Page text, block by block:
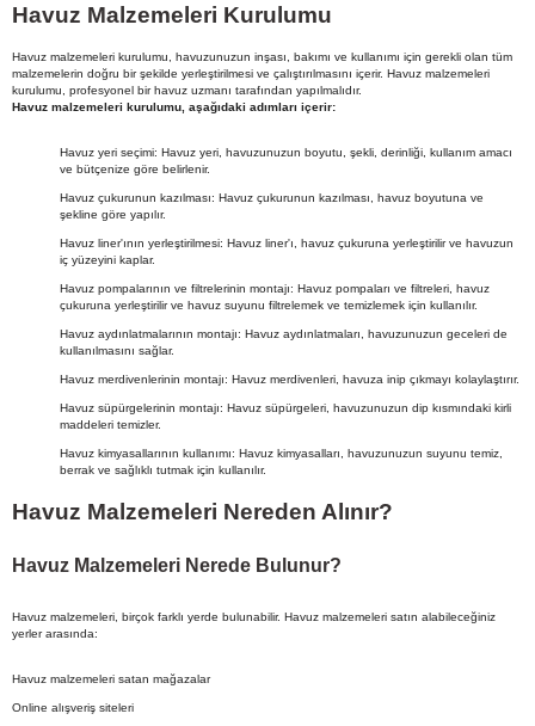
Havuz Malzemeleri Kurulumu
Havuz malzemeleri kurulumu, havuzunuzun inşası, bakımı ve kullanımı için gerekli olan tüm
malzemelerin doğru bir şekilde yerleştirilmesi ve çalıştırılmasını içerir. Havuz malzemeleri
kurulumu, profesyonel bir havuz uzmanı tarafından yapılmalıdır.
Havuz malzemeleri kurulumu, aşağıdaki adımları içerir:
Havuz yeri seçimi: Havuz yeri, havuzunuzun boyutu, şekli, derinliği, kullanım amacı
ve bütçenize göre belirlenir.
Havuz çukurunun kazılması: Havuz çukurunun kazılması, havuz boyutuna ve
şekline göre yapılır.
Havuz liner'ının yerleştirilmesi: Havuz liner'ı, havuz çukuruna yerleştirilir ve havuzun
iç yüzeyini kaplar.
Havuz pompalarının ve filtrelerinin montajı: Havuz pompaları ve filtreleri, havuz
çukuruna yerleştirilir ve havuz suyunu filtrelemek ve temizlemek için kullanılır.
Havuz aydınlatmalarının montajı: Havuz aydınlatmaları, havuzunuzun geceleri de
kullanılmasını sağlar.
Havuz merdivenlerinin montajı: Havuz merdivenleri, havuza inip çıkmayı kolaylaştırır.
Havuz süpürgelerinin montajı: Havuz süpürgeleri, havuzunuzun dip kısmındaki kirli
maddeleri temizler.
Havuz kimyasallarının kullanımı: Havuz kimyasalları, havuzunuzun suyunu temiz,
berrak ve sağlıklı tutmak için kullanılır.
Havuz Malzemeleri Nereden Alınır?
Havuz Malzemeleri Nerede Bulunur?
Havuz malzemeleri, birçok farklı yerde bulunabilir. Havuz malzemeleri satın alabileceğiniz
yerler arasında:
Havuz malzemeleri satan mağazalar
Online alışveriş siteleri